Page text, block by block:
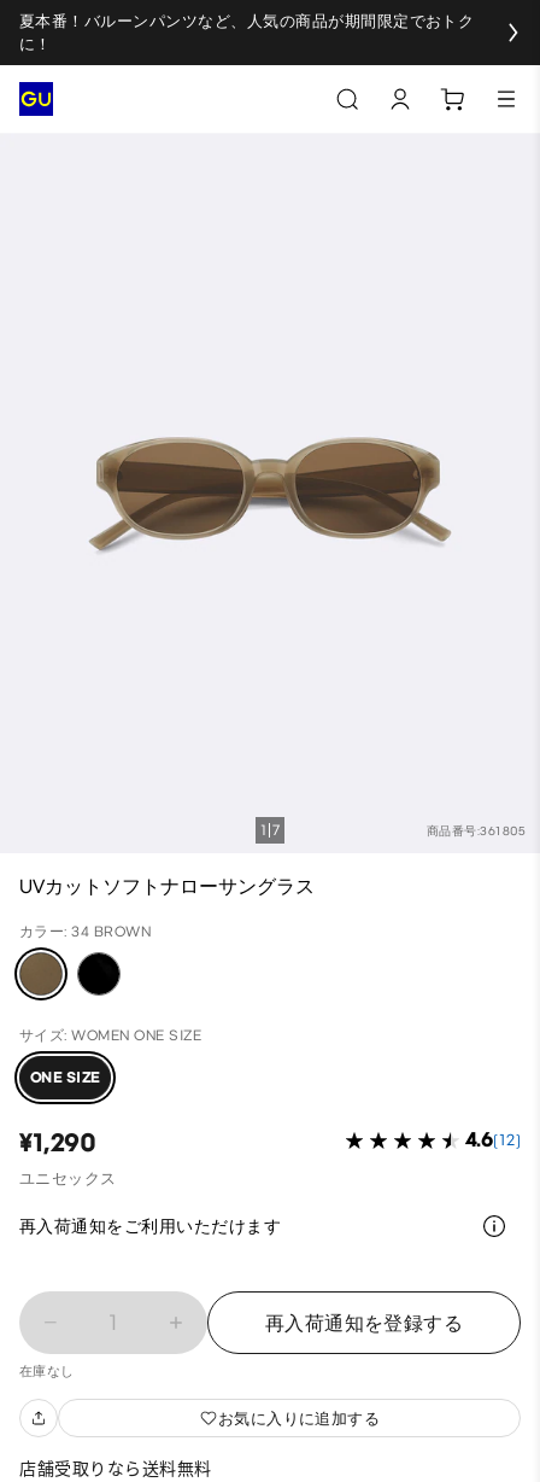
夏本番！バルーンパンツなど、人気の商品が期間限定でおトク
に！
商品番号:361805
1 7
UVカットソフトナローサングラス
カラー: 34 BROWN
サイズ: WOMEN ONE SIZE
ONE SIZE
¥1,290 4.6(12)
ユニセックス
再入荷通知をご利用いただけます
1 再入荷通知を登録する
在庫なし
お気に入りに追加する
店舗受取りなら送料無料